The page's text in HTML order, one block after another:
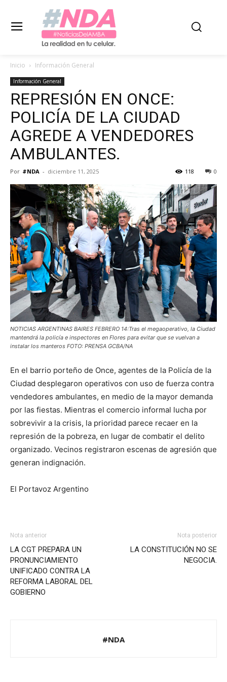
Inicio Información General
Información General
REPRESIÓN EN ONCE:
POLICÍA DE LA CIUDAD
AGREDE A VENDEDORES
AMBULANTES.
Por #NDA - diciembre 11, 2025 0
118
NOTICIAS ARGENTINAS BAIRES FEBRERO 14:Tras el megaoperativo, la Ciudad
mantendrá la policía e inspectores en Flores para evitar que se vuelvan a
instalar los manteros FOTO: PRENSA GCBA/NA
En el barrio porteño de Once, agentes de la Policía de la
Ciudad desplegaron operativos con uso de fuerza contra
vendedores ambulantes, en medio de la mayor demanda
por las fiestas. Mientras el comercio informal lucha por
sobrevivir a la crisis, la prioridad parece recaer en la
represión de la pobreza, en lugar de combatir el delito
organizado. Vecinos registraron escenas de agresión que
generan indignación.
El Portavoz Argentino
Nota anterior
LA CGT PREPARA UN
PRONUNCIAMIENTO
UNIFICADO CONTRA LA
REFORMA LABORAL DEL
GOBIERNO
Nota posterior
LA CONSTITUCIÓN NO SE
NEGOCIA.
#NDA